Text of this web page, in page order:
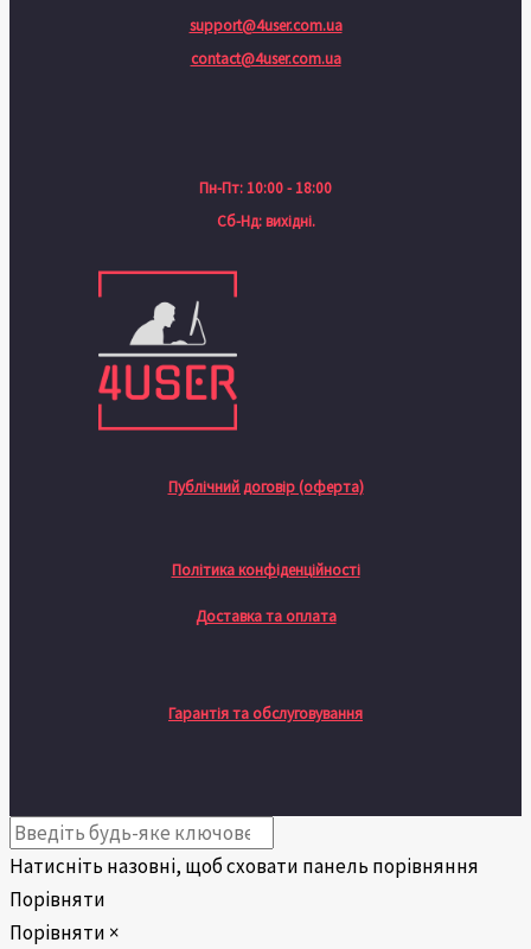
support@4user.com.ua
contact@4user.com.ua
Пн-Пт: 10:00 - 18:00
Сб-Нд: вихідні.
Публічний договір (оферта)
Політика конфіденційності
Доставка та оплата
Гарантія та обслуговування
Натисніть назовні, щоб сховати панель порівняння
Порівняти
Порівняти ×